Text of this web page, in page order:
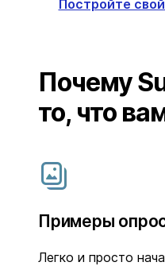
Постройте
Почему
то, что
Примеры
Легко и просто